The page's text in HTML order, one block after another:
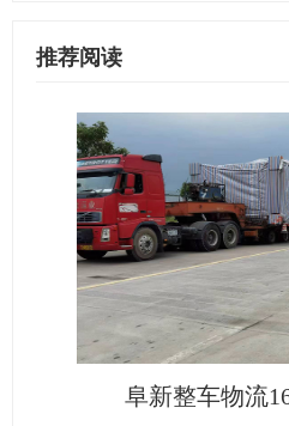
推荐阅读
阜新整车物流